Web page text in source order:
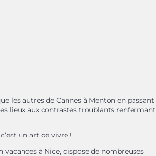
les autres de Cannes à Menton en passant
lieux aux contrastes troublants renfermant
un art de vivre !
à Nice, dispose de nombreuses